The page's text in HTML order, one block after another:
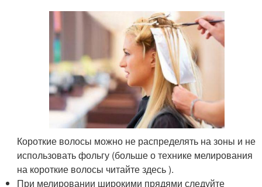
Короткие волосы можно не распределять на зоны и не
использовать фольгу (больше о технике мелирования
на короткие волосы читайте здесь ).
При мелировании широкими прядями следуйте